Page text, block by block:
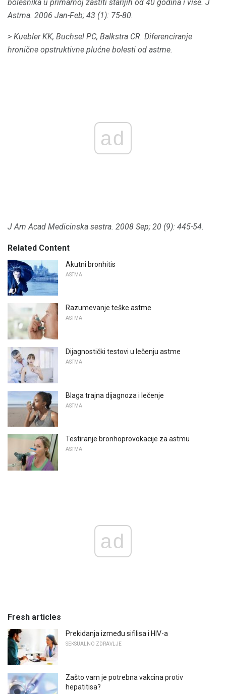
bolesnika u primarnoj zaštiti starijih od 40 godina i više. J
Astma. 2006 Jan-Feb; 43 (1): 75-80.
> Kuebler KK, Buchsel PC, Balkstra CR. Diferenciranje
hronične opstruktivne plućne bolesti od astme.
ad
J Am Acad Medicinska sestra. 2008 Sep; 20 (9): 445-54.
Related Content
Akutni bronhitis
ASTMA
Razumevanje teške astme
ASTMA
Dijagnostički testovi u lečenju astme
ASTMA
Blaga trajna dijagnoza i lečenje
ASTMA
Testiranje bronhoprovokacije za astmu
ASTMA
ad
Fresh articles
Prekidanja između sifilisa i HIV-a
SEKSUALNO ZDRAVLJE
Zašto vam je potrebna vakcina protiv
hepatitisa?